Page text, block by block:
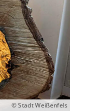
© Stadt Weißenfels